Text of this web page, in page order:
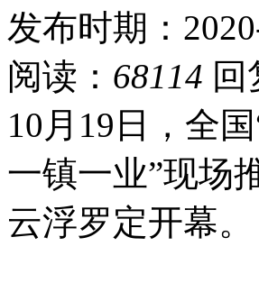
发布时期：
阅读： 68114 回
10月19日，全
一镇一业”现场
云浮罗定开幕。